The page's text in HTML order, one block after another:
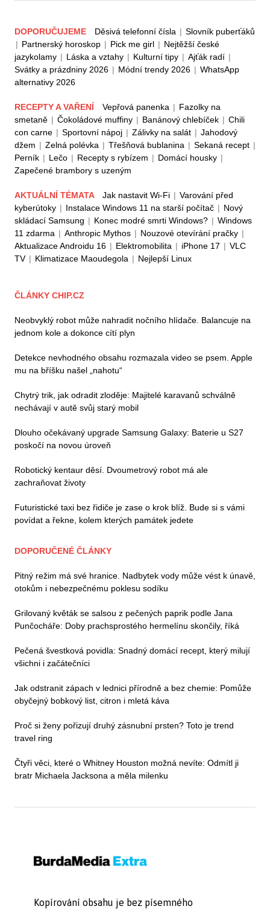
DOPORUČUJEME Děsivá telefonní čísla | Slovník puberťáků
| Partnerský horoskop | Pick me girl | Nejtěžší české
jazykolamy | Láska a vztahy | Kulturní tipy | Ajťák radí |
Svátky a prázdniny 2026 | Módní trendy 2026 | WhatsApp
alternativy 2026
RECEPTY A VAŘENÍ Vepřová panenka | Fazolky na
smetaně | Čokoládové muffiny | Banánový chlebíček | Chili
con carne | Sportovní nápoj | Zálivky na salát | Jahodový
džem | Zelná polévka | Třešňová bublanina | Sekaná recept |
Perník | Lečo | Recepty s rybízem | Domácí housky |
Zapečené brambory s uzeným
AKTUÁLNÍ TÉMATA Jak nastavit Wi-Fi | Varování před
kyberútoky | Instalace Windows 11 na starší počítač | Nový
skládací Samsung | Konec modré smrti Windows? | Windows
11 zdarma | Anthropic Mythos | Nouzové otevírání pračky |
Aktualizace Androidu 16 | Elektromobilita | iPhone 17 | VLC
TV | Klimatizace Maoudegola | Nejlepší Linux
ČLÁNKY CHIP.CZ
Neobvyklý robot může nahradit nočního hlídače. Balancuje na
jednom kole a dokonce cítí plyn
Detekce nevhodného obsahu rozmazala video se psem. Apple
mu na bříšku našel „nahotu“
Chytrý trik, jak odradit zloděje: Majitelé karavanů schválně
nechávají v autě svůj starý mobil
Dlouho očekávaný upgrade Samsung Galaxy: Baterie u S27
poskočí na novou úroveň
Robotický kentaur děsí. Dvoumetrový robot má ale
zachraňovat životy
Futuristické taxi bez řidiče je zase o krok blíž. Bude si s vámi
povídat a řekne, kolem kterých památek jedete
DOPORUČENÉ ČLÁNKY
Pitný režim má své hranice. Nadbytek vody může vést k únavě,
otokům i nebezpečnému poklesu sodíku
Grilovaný květák se salsou z pečených paprik podle Jana
Punčocháře: Doby prachsprostého hermelínu skončily, říká
Pečená švestková povidla: Snadný domácí recept, který milují
všichni i začátečníci
Jak odstranit zápach v lednici přírodně a bez chemie: Pomůže
obyčejný bobkový list, citron i mletá káva
Proč si ženy pořizují druhý zásnubní prsten? Toto je trend
travel ring
Čtyři věci, které o Whitney Houston možná nevíte: Odmítl ji
bratr Michaela Jacksona a měla milenku
Kopírování obsahu je bez písemného